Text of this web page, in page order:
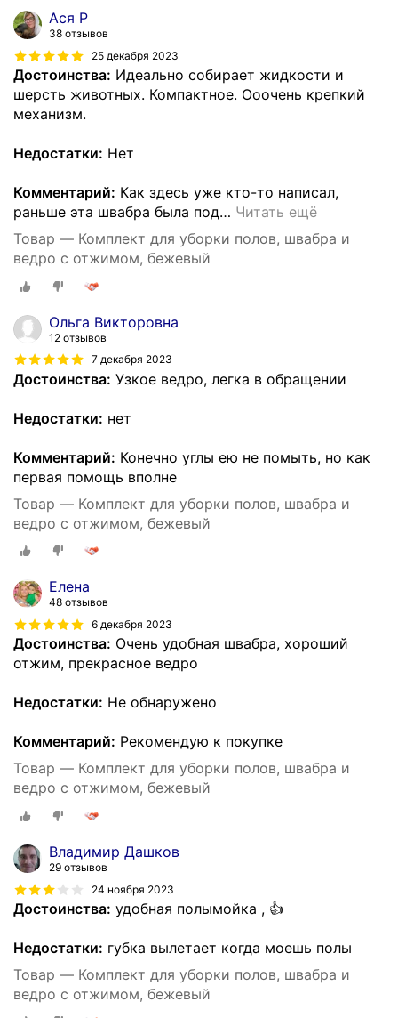
Ася Р
38 отзывов
25 декабря 2023
Достоинства: Идеально собирает жидкости и
шерсть животных. Компактное. Ооочень крепкий
механизм.
Недостатки: Нет
Комментарий: Как здесь уже кто-то написал,
раньше эта швабра была под… Читать ещё
Товар — Комплект для уборки полов, швабра и
ведро с отжимом, бежевый
Ольга Викторовна
12 отзывов
7 декабря 2023
Достоинства: Узкое ведро, легка в обращении
Недостатки: нет
Комментарий: Конечно углы ею не помыть, но как
первая помощь вполне
Товар — Комплект для уборки полов, швабра и
ведро с отжимом, бежевый
Елена
48 отзывов
6 декабря 2023
Достоинства: Очень удобная швабра, хороший
отжим, прекрасное ведро
Недостатки: Не обнаружено
Комментарий: Рекомендую к покупке
Товар — Комплект для уборки полов, швабра и
ведро с отжимом, бежевый
Владимир Дашков
29 отзывов
24 ноября 2023
Достоинства: удобная полымойка , 👍
Недостатки: губка вылетает когда моешь полы
Товар — Комплект для уборки полов, швабра и
ведро с отжимом, бежевый